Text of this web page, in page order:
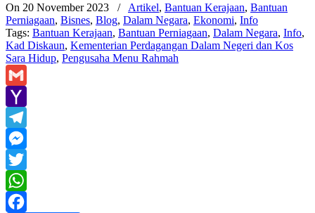
On 20 November 2023 / Artikel, Bantuan Kerajaan, Bantuan
Perniagaan, Bisnes, Blog, Dalam Negara, Ekonomi, Info
Tags: Bantuan Kerajaan, Bantuan Perniagaan, Dalam Negara, Info,
Kad Diskaun, Kementerian Perdagangan Dalam Negeri dan Kos
Sara Hidup, Pengusaha Menu Rahmah
Gmail
Yahoo
Mail
Telegram
Messenger
Twitter
WhatsApp